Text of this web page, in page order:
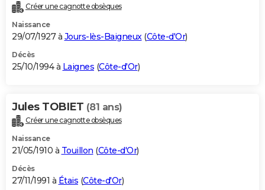
Créer une cagnotte obsèques
Naissance
29/07/1927 à Jours-lès-Baigneux(Côte-d'Or)
Décès
25/10/1994 à Laignes (Côte-d'Or)
Jules TOBIET (81 ans)
Créer une cagnotte obsèques
Naissance
21/05/1910 à Touillon (Côte-d'Or)
Décès
27/11/1991 à Étais (Côte-d'Or)